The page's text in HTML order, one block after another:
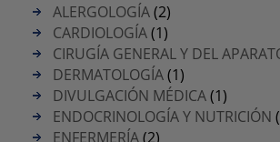
ALERGOLOGÍA(2)
CARDIOLOGÍA(1)
CIRUGÍA GENERAL Y DEL
DERMATOLOGÍA(1)
DIVULGACIÓN MÉDICA(1)
ENDOCRINOLOGÍA Y NUTRICIÓN
ENFERMERÍA(2)